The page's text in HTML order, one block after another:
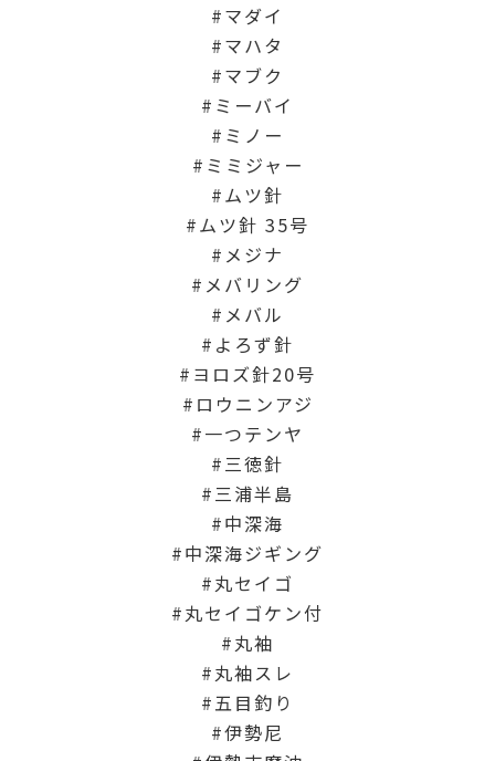
マダイ
マハタ
マブク
ミーバイ
ミノー
ミミジャー
ムツ針
ムツ針 35号
メジナ
メバリング
メバル
よろず針
ヨロズ針20号
ロウニンアジ
一つテンヤ
三徳針
三浦半島
中深海
中深海ジギング
丸セイゴ
丸セイゴケン付
丸袖
丸袖スレ
五目釣り
伊勢尼